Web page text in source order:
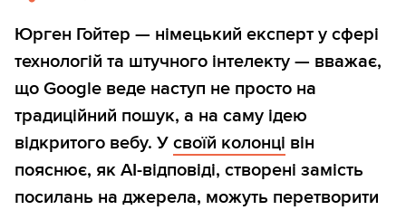
Юрген Гойтер — німецький експерт у сфері
технологій та штучного інтелекту — вважає,
що Google веде наступ не просто на
традиційний пошук, а на саму ідею
відкритого вебу. У своїй колонці він
пояснює, як AI-відповіді, створені замість
посилань на джерела, можуть перетворити